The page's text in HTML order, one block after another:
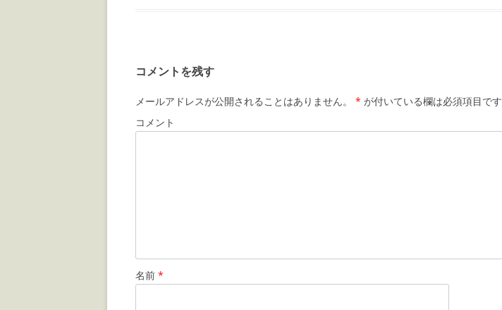
コメントを残す
メールアドレスが公開されることはありません。 * が付いている欄は必須項目です
コメント
名前 *